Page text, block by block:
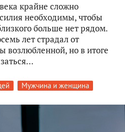
крайне сложно
необходимы, чтобы
больше нет рядом.
лет страдал от
возлюбленной, но в итоге
Мужчина и женщина